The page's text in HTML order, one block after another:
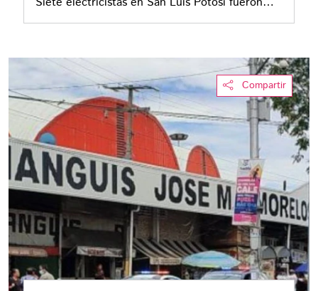
privados de la libertad durante más de 48 horas
Compartir